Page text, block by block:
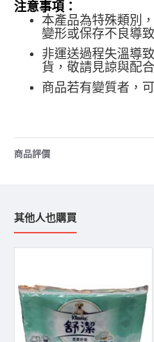
注意事項：
本產品為特殊類別
變形或保存不良導
非運送過程失溫導
貨，敬請見諒與配合
商品若有變質者，
商品評價
其他人也購買